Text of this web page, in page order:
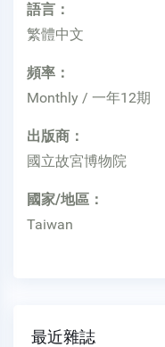
語言：
繁體中文
頻率：
Monthly / 一年12期
出版商：
國立故宮博物院
國家/地區：
Taiwan
最近雜誌